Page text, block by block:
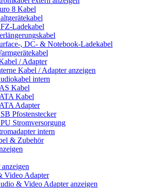
8 Kabel
Ladekabel
, DC- & Notebook-Ladekabel
/ Adapter
Kabel / Adapter anzeigen
intern
Kabel
Kabel
Adapter
Pfostenstecker
Stromversorgung
intern
& Zubehör
Video Adapter
& Video Adapter anzeigen